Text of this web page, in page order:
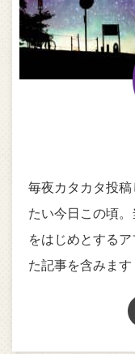
毎夜カタカタ投
たい今日この頃
をはじめとする
た記事を含みます